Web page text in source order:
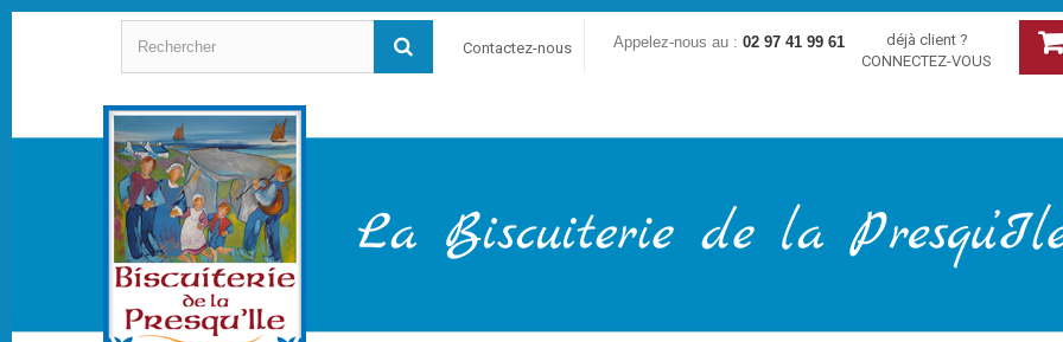
Contactez-nous Appelez-nous au : 02 97 41 99 61
déjà client ?
CONNECTEZ-VOUS